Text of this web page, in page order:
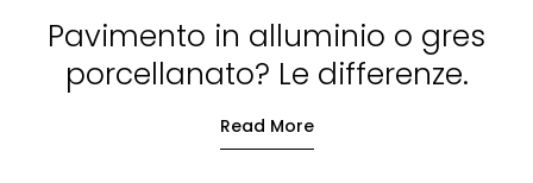
Pavimento in alluminio o gres
porcellanato? Le differenze.
Read More